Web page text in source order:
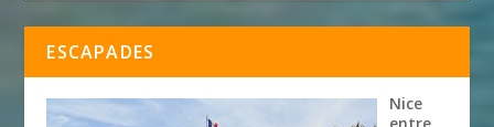
ESCAPADES
Nice